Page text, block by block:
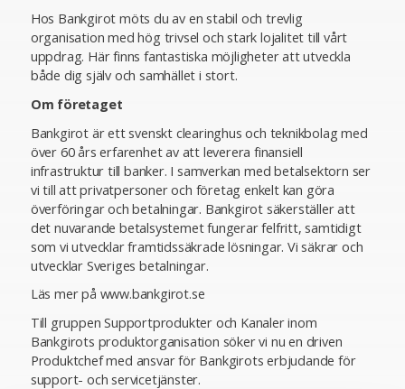
Hos Bankgirot möts du av en stabil och trevlig
organisation med hög trivsel och stark lojalitet till vårt
uppdrag. Här finns fantastiska möjligheter att utveckla
både dig själv och samhället i stort.
Om företaget
Bankgirot är ett svenskt clearinghus och teknikbolag med
över 60 års erfarenhet av att leverera finansiell
infrastruktur till banker. I samverkan med betalsektorn ser
vi till att privatpersoner och företag enkelt kan göra
överföringar och betalningar. Bankgirot säkerställer att
det nuvarande betalsystemet fungerar felfritt, samtidigt
som vi utvecklar framtidssäkrade lösningar. Vi säkrar och
utvecklar Sveriges betalningar.
Läs mer på www.bankgirot.se
Till gruppen Supportprodukter och Kanaler inom
Bankgirots produktorganisation söker vi nu en driven
Produktchef med ansvar för Bankgirots erbjudande för
support- och servicetjänster.